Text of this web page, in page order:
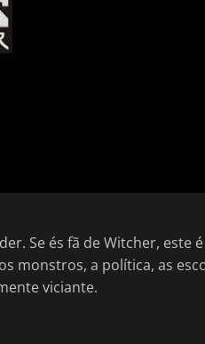
Se és fã de Witcher, este
monstros, a política, as
viciante.